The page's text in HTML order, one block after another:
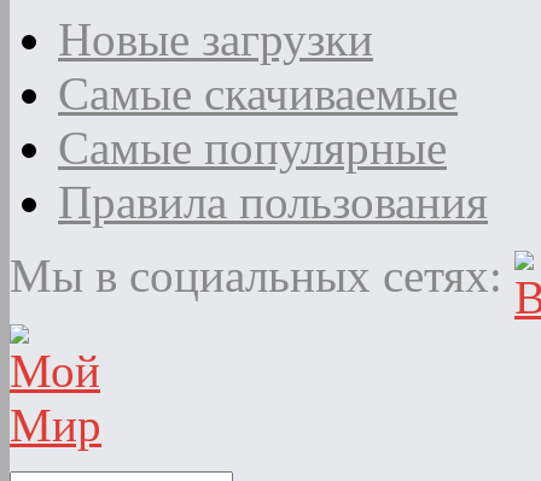
Новые загрузки
Самые скачиваемые
Самые популярные
Правила пользования
Мы в социальных сетях: